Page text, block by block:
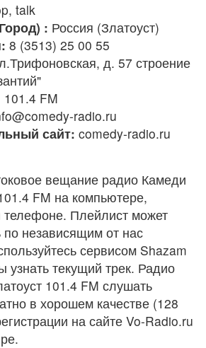
talk
: Россия (Златоуст)
8 (3513) 25 00 55
д. 57 строение
101.4 FM
radio.ru
сайт: comedy-radio.ru
вещание радио Камеди
FM на компьютере,
Плейлист может
по независящим от нас
сервисом Shazam
узнать текущий трек. Радио
101.4 FM слушать
в хорошем качестве (128
на сайте Vo-Radio.ru